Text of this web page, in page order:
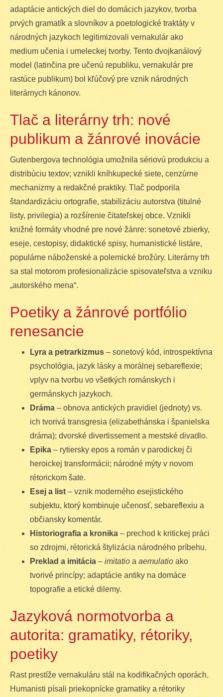
adaptácie antických diel do domácich jazykov, tvorba
prvých gramatík a slovníkov a poetologické traktáty v
národných jazykoch legitimizovali vernakulár ako
medium učenia i umeleckej tvorby. Tento dvojkanálový
model (latinčina pre učenú republiku, vernakulár pre
rastúce publikum) bol kľúčový pre vznik národných
literárnych kánonov.
Tlač a literárny trh: nové
publikum a žánrové inovácie
Gutenbergova technológia umožnila sériovú produkciu a
distribúciu textov; vznikli kníhkupecké siete, cenzúrne
mechanizmy a redakčné praktiky. Tlač podporila
štandardizáciu ortografie, stabilizáciu autorstva (titulné
listy, privilegia) a rozšírenie čitateľskej obce. Vznikli
knižné formáty vhodné pre nové žánre: sonetové zbierky,
eseje, cestopisy, didaktické spisy, humanistické listáre,
populárne náboženské a polemické brožúry. Literárny trh
sa stal motorom profesionalizácie spisovateľstva a vzniku
„autorského mena“.
Poetiky a žánrové portfólio
renesancie
Lyra a petrarkizmus – sonetový kód, introspektívna
psychológia, jazyk lásky a morálnej sebareflexie;
vplyv na tvorbu vo všetkých románskych i
germánskych jazykoch.
Dráma – obnova antických pravidiel (jednoty) vs.
ich tvorivá transgresia (elizabethánska i španielska
dráma); dvorské divertissement a mestské divadlo.
Epika – rytiersky epos a román v parodickej či
heroickej transformácii; národné mýty v novom
rétorickom šate.
Esej a list – vznik moderného esejistického
subjektu, ktorý kombinuje učenosť, sebareflexiu a
občiansky komentár.
Historiografia a kronika – prechod k kritickej práci
so zdrojmi, rétorická štylizácia národného príbehu.
Preklad a imitácia – imitatio a aemulatio ako
tvorivé princípy; adaptácie antiky na domáce
topografie a etické dilemy.
Jazyková normotvorba a
autorita: gramatiky, rétoriky,
poetiky
Rast prestíže vernakuláru stál na kodifikačných oporách.
Humanisti písali priekopnícke gramatiky a rétoriky